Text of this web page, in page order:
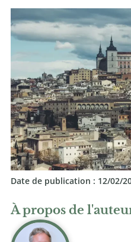
Date de publication : 12/02/
À propos de